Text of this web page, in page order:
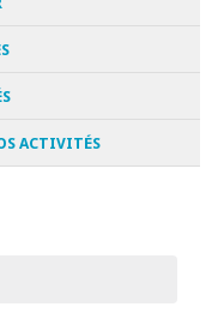
ACTIVITÉS